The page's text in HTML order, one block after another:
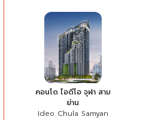
คอนโด ไอดีโอ จุฬา สาม
ย่าน
Ideo Chula Samyan